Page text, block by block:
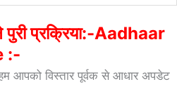
प्रक्रिया:-Aadhaar
:-
आपको विस्तार पूर्वक से आधार अपडेट